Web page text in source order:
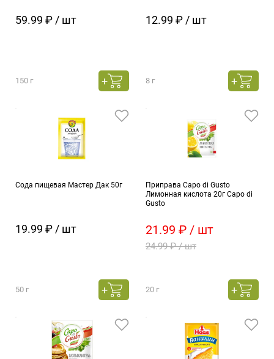
59.99 ₽ / шт
150 г
12.99 ₽ / шт
8 г
Сода пищевая Мастер Дак 50г
19.99 ₽ / шт
50 г
Приправа Capo di Gusto
Лимонная кислота 20г Capo di
Gusto
21.99 ₽ / шт
24.99 ₽ / шт
20 г